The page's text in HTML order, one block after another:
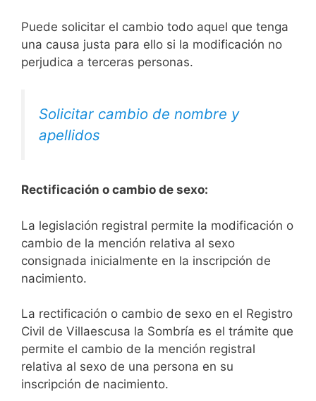
Puede solicitar el cambio todo aquel que tenga
una causa justa para ello si la modificación no
perjudica a terceras personas.
Solicitar cambio de nombre y
apellidos
Rectificación o cambio de sexo:
La legislación registral permite la modificación o
cambio de la mención relativa al sexo
consignada inicialmente en la inscripción de
nacimiento.
La rectificación o cambio de sexo en el Registro
Civil de Villaescusa la Sombría es el trámite que
permite el cambio de la mención registral
relativa al sexo de una persona en su
inscripción de nacimiento.